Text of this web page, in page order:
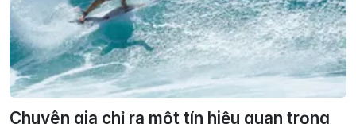
Chuyên gia chỉ ra một tín hiệu quan trọng